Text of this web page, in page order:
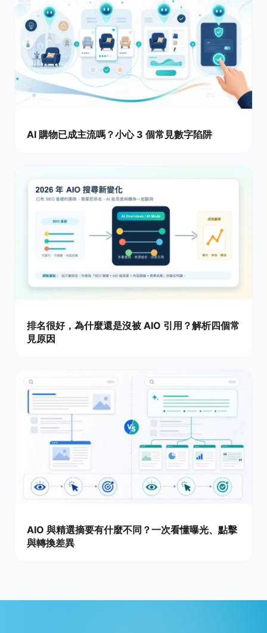
AI 購物已成主流嗎？小心 3 個常見數字陷阱
排名很好，為什麼還是沒被 AIO 引用？解析四個常
見原因
AIO 與精選摘要有什麼不同？一次看懂曝光、點擊
與轉換差異